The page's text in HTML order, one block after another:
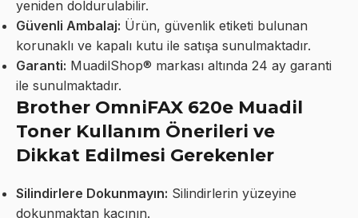
yeniden doldurulabilir.
Güvenli Ambalaj: Ürün, güvenlik etiketi bulunan
korunaklı ve kapalı kutu ile satışa sunulmaktadır.
Garanti: MuadilShop® markası altında 24 ay garanti
ile sunulmaktadır.
Brother OmniFAX 620e Muadil
Toner Kullanım Önerileri ve
Dikkat Edilmesi Gerekenler
Silindirlere Dokunmayın: Silindirlerin yüzeyine
dokunmaktan kaçının.